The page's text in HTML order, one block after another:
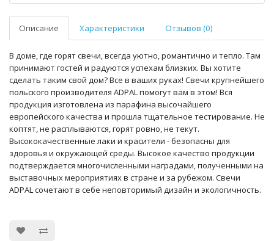
Описание Характеристики Отзывов (0)
В доме, где горят свечи, всегда уютно, романтично и тепло. Там
принимают гостей и радуются успехам близких. Вы хотите
сделать таким свой дом? Все в ваших руках! Свечи крупнейшего
польского производителя ADPAL помогут вам в этом! Вся
продукция изготовлена из парафина высочайшего
европейского качества и прошла тщательное тестирование. Не
коптят, не расплываются, горят ровно, не текут.
Высококачественные лаки и красители - безопасны для
здоровья и окружающей среды. Высокое качество продукции
подтверждается многочисленными наградами, полученными на
выставочных мероприятиях в стране и за рубежом. Свечи
ADPAL сочетают в себе неповторимый дизайн и экологичность.